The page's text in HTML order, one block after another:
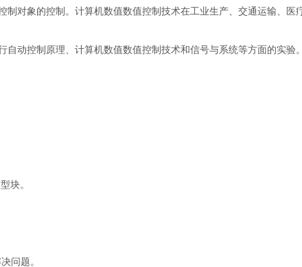
对象的控制。计算机数值数值控制技术在工业生产、交通运输、医
动控制原理、计算机数值数值控制技术和信号与系统等方面的实验
块。
问题。